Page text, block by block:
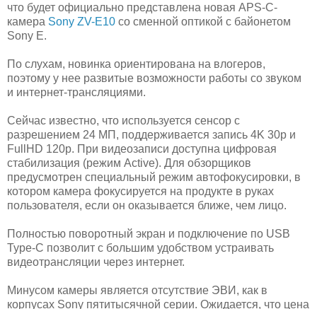
что будет официально представлена новая APS-C-
камера Sony ZV-E10 со сменной оптикой с байонетом
Sony E.
По слухам, новинка ориентирована на влогеров,
поэтому у нее развитые возможности работы со звуком
и интернет-трансляциями.
Сейчас известно, что используется сенсор с
разрешением 24 МП, поддерживается запись 4K 30p и
FullHD 120p. При видеозаписи доступна цифровая
стабилизация (режим Active). Для обзорщиков
предусмотрен специальный режим автофокусировки, в
котором камера фокусируется на продукте в руках
пользователя, если он оказывается ближе, чем лицо.
Полностью поворотный экран и подключение по USB
Type-C позволит с большим удобством устраивать
видеотрансляции через интернет.
Минусом камеры является отсутствие ЭВИ, как в
корпусах Sony пятитысячной серии. Ожидается, что цена